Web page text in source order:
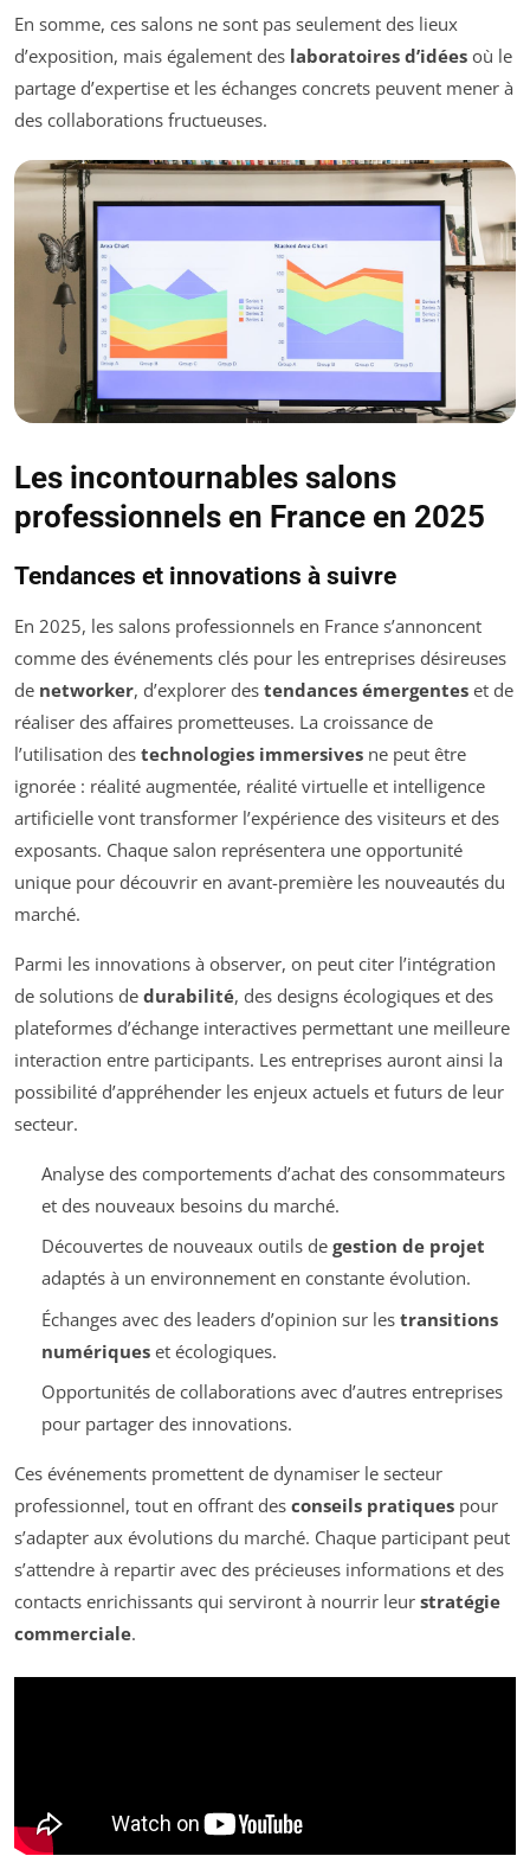
En somme, ces salons ne sont pas seulement des lieux
d’exposition, mais également des laboratoires d’idées où le
partage d’expertise et les échanges concrets peuvent mener à
des collaborations fructueuses.
Les incontournables salons
professionnels en France en 2025
Tendances et innovations à suivre
En 2025, les salons professionnels en France s’annoncent
comme des événements clés pour les entreprises désireuses
de networker, d’explorer des tendances émergentes et de
réaliser des affaires prometteuses. La croissance de
l’utilisation des technologies immersives ne peut être
ignorée : réalité augmentée, réalité virtuelle et intelligence
artificielle vont transformer l’expérience des visiteurs et des
exposants. Chaque salon représentera une opportunité
unique pour découvrir en avant-première les nouveautés du
marché.
Parmi les innovations à observer, on peut citer l’intégration
de solutions de durabilité, des designs écologiques et des
plateformes d’échange interactives permettant une meilleure
interaction entre participants. Les entreprises auront ainsi la
possibilité d’appréhender les enjeux actuels et futurs de leur
secteur.
Analyse des comportements d’achat des consommateurs
et des nouveaux besoins du marché.
Découvertes de nouveaux outils de gestion de projet
adaptés à un environnement en constante évolution.
Échanges avec des leaders d’opinion sur les transitions
numériqueset écologiques.
Opportunités de collaborations avec d’autres entreprises
pour partager des innovations.
Ces événements promettent de dynamiser le secteur
professionnel, tout en offrant des conseils pratiques pour
s’adapter aux évolutions du marché. Chaque participant peut
s’attendre à repartir avec des précieuses informations et des
contacts enrichissants qui serviront à nourrir leur stratégie
commerciale.